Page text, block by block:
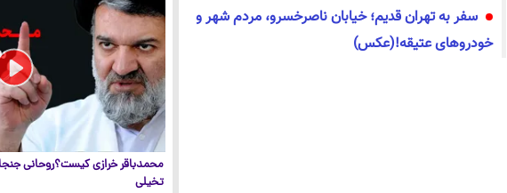
سفر به تهران قدیم؛ خیابان ناصرخسرو، مردم شهر و
خودروهای عتیقه!(عکس)
محمدباقر خرازی کیست؟روحانی
تخیلی